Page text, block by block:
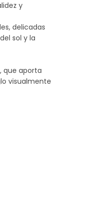
y
delicadas
sol y la
que aporta
visualmente